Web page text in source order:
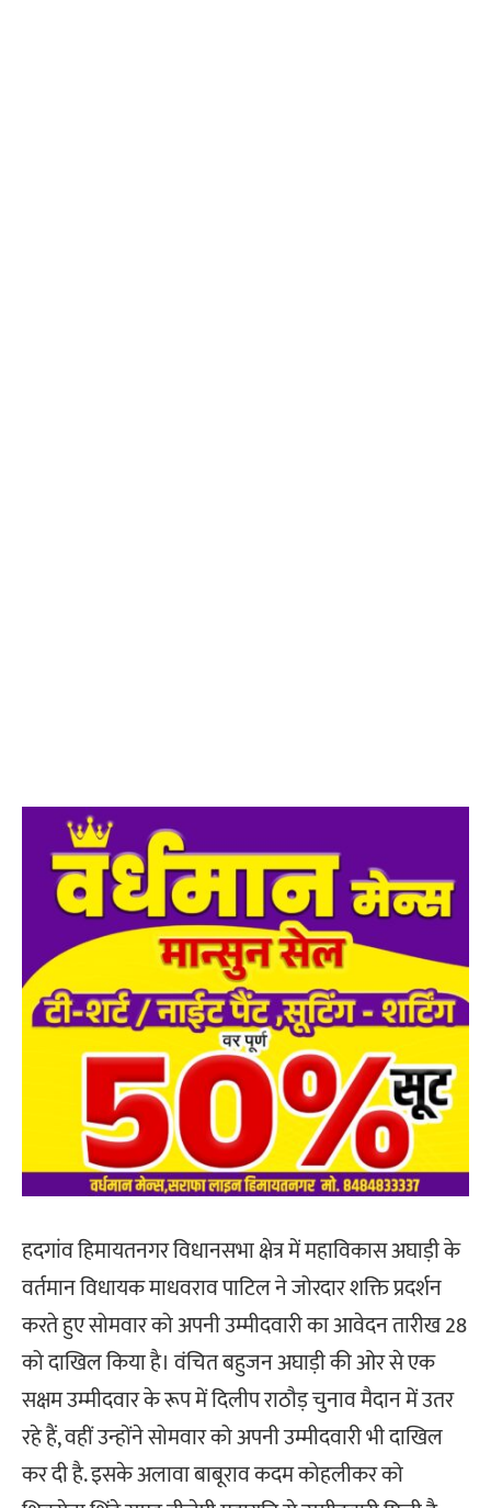
हदगांव हिमायतनगर विधानसभा क्षेत्र में महाविकास अघाड़ी के
वर्तमान विधायक माधवराव पाटिल ने जोरदार शक्ति प्रदर्शन
करते हुए सोमवार को अपनी उम्मीदवारी का आवेदन तारीख 28
को दाखिल किया है। वंचित बहुजन अघाड़ी की ओर से एक
सक्षम उम्मीदवार के रूप में दिलीप राठौड़ चुनाव मैदान में उतर
रहे हैं, वहीं उन्होंने सोमवार को अपनी उम्मीदवारी भी दाखिल
कर दी है. इसके अलावा बाबूराव कदम कोहलीकर को